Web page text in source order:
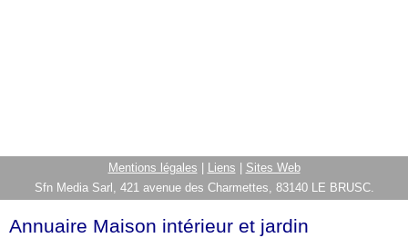
Mentions légales Liens
Sites Web
Sfn Media Sarl, 421 avenue des Charmettes, 83140 LE BRUSC.
Annuaire Maison intérieur et jardin